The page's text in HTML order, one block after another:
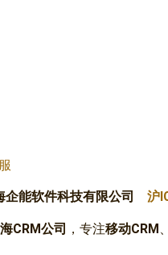
能软件科技有限公司沪
CRM公司 ，专注移动CRM、